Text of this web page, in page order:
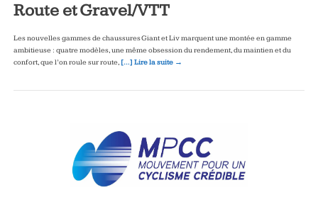
Route et Gravel/VTT
Les nouvelles gammes de chaussures Giant et Liv marquent une montée en gamme
ambitieuse : quatre modèles, une même obsession du rendement, du maintien et du
confort, que l’on roule sur route, […] Lire la suite →